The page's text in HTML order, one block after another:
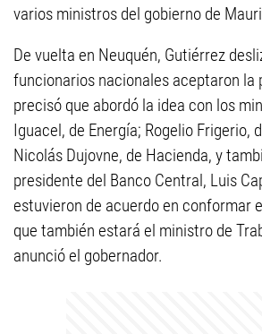
varios ministros del gobierno de
De vuelta en Neuquén, Gutiérrez
funcionarios nacionales aceptaron la
precisó que abordó la idea con los
Iguacel, de Energía; Rogelio Frigerio,
Nicolás Dujovne, de Hacienda, y
presidente del Banco Central, Luis
estuvieron de acuerdo en conformar
que también estará el ministro de
anunció el gobernador.